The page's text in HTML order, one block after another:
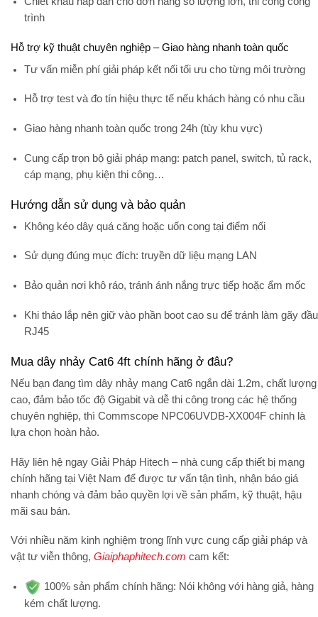
trình
Hỗ trợ kỹ thuật chuyên nghiệp – Giao hàng nhanh toàn quốc
Tư vấn miễn phí giải pháp kết nối tối ưu cho từng môi trường
Hỗ trợ test và đo tín hiệu thực tế nếu khách hàng có nhu cầu
Giao hàng nhanh toàn quốc trong 24h (tùy khu vực)
Cung cấp trọn bộ giải pháp mạng: patch panel, switch, tủ rack,
cáp mạng, phụ kiện thi công…
Hướng dẫn sử dụng và bảo quản
Không kéo dây quá căng hoặc uốn cong tại điểm nối
Sử dụng đúng mục đích: truyền dữ liệu mạng LAN
Bảo quản nơi khô ráo, tránh ánh nắng trực tiếp hoặc ẩm mốc
Khi tháo lắp nên giữ vào phần boot cao su để tránh làm gãy đầu
RJ45
Mua dây nhảy Cat6 4ft chính hãng ở đâu?
Nếu bạn đang tìm dây nhảy mạng Cat6 ngắn dài 1.2m, chất lượng
cao, đảm bảo tốc độ Gigabit và dễ thi công trong các hệ thống
chuyên nghiệp, thì Commscope NPC06UVDB-XX004F chính là
lựa chọn hoàn hảo.
Hãy liên hệ ngay Giải Pháp Hitech – nhà cung cấp thiết bị mạng
chính hãng tại Việt Nam để được tư vấn tận tình, nhận báo giá
nhanh chóng và đảm bảo quyền lợi về sản phẩm, kỹ thuật, hậu
mãi sau bán.
Với nhiều năm kinh nghiệm trong lĩnh vực cung cấp giải pháp và
vật tư viễn thông, Giaiphaphitech.com cam kết:
100% sản phẩm chính hãng: Nói không với hàng giả, hàng
kém chất lượng.